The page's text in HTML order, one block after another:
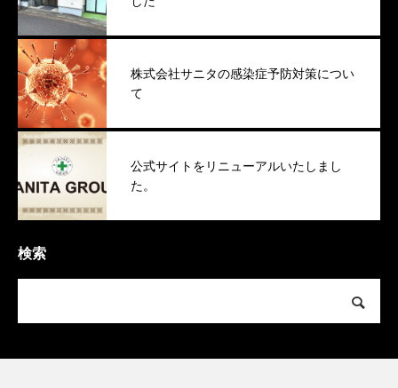
株式会社サニタの感染症予防対策につい
て
公式サイトをリニューアルいたしまし
た。
検索